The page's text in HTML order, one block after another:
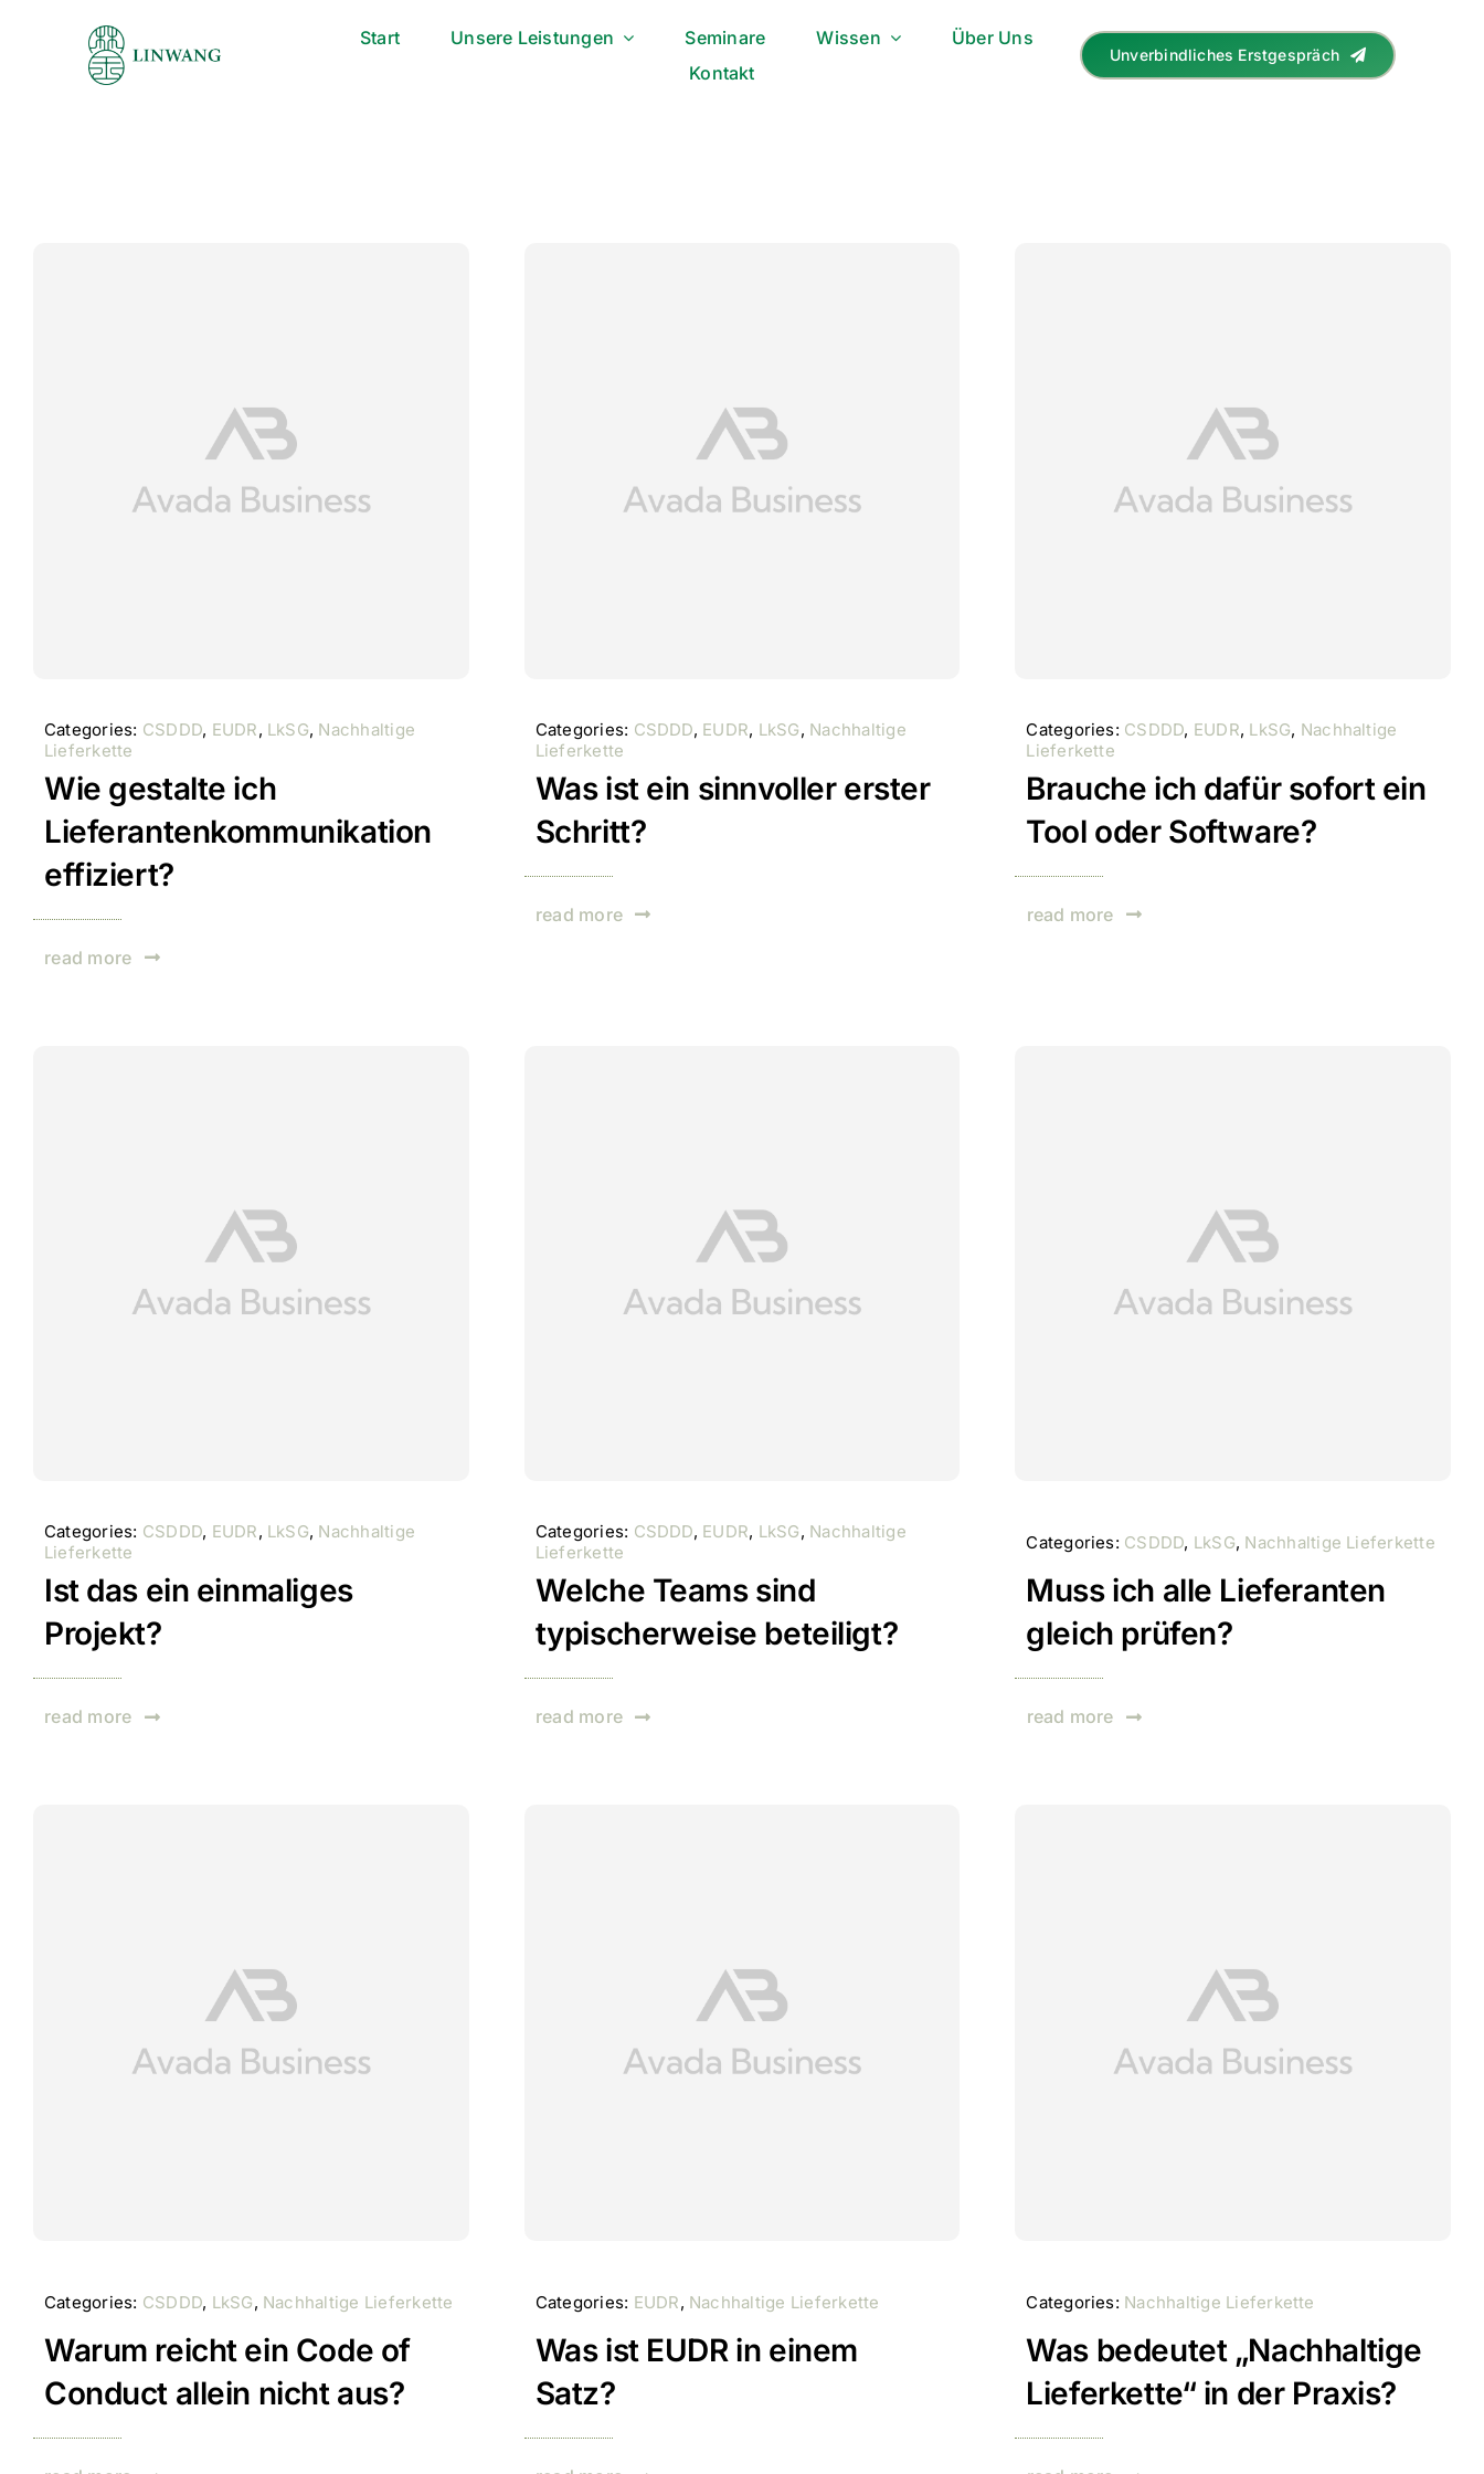
Start Unsere Leistungen Seminare Wissen
Über Uns
Kontakt
Unverbindliches Erstgespräch
Categories: CSDDD, EUDR, LkSG, Nachhaltige
Lieferkette
Wie gestalte ich
Lieferantenkommunikation
effiziert?
read more
Categories: CSDDD, EUDR, LkSG, Nachhaltige
Lieferkette
Was ist ein sinnvoller erster
Schritt?
read more
Categories: CSDDD, EUDR, LkSG, Nachhaltige
Lieferkette
Brauche ich dafür sofort ein
Tool oder Software?
read more
Categories: CSDDD, EUDR, LkSG, Nachhaltige
Lieferkette
Ist das ein einmaliges
Projekt?
read more
Categories: CSDDD, EUDR, LkSG, Nachhaltige
Lieferkette
Welche Teams sind
typischerweise beteiligt?
read more
Categories: CSDDD, LkSG, Nachhaltige Lieferkette
Muss ich alle Lieferanten
gleich prüfen?
read more
Categories: CSDDD, LkSG, Nachhaltige Lieferkette
Warum reicht ein Code of
Conduct allein nicht aus?
Categories: EUDR, Nachhaltige Lieferkette
Was ist EUDR in einem
Satz?
Categories: Nachhaltige Lieferkette
Was bedeutet „Nachhaltige
Lieferkette“ in der Praxis?